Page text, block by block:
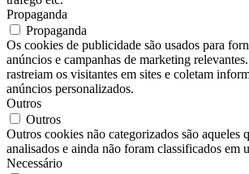
Propaganda
Propaganda
Os cookies de publicidade são usados ​​para
anúncios e campanhas de marketing
rastreiam os visitantes em sites e coletam
anúncios personalizados.
Outros
Outros
Outros cookies não categorizados são aqueles
analisados ​​e ainda não foram classificados em
Necessário